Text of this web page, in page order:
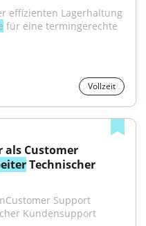
effizienten Lagerhaltung
für eine termingerechte
Vollzeit
Customer
Technischer
Support
Kundensupport